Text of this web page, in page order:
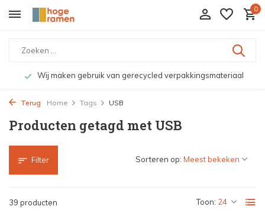
0
Wij maken gebruik van gerecycled verpakkingsmateriaal
Terug Home Tags USB
Producten getagd met USB
Filter
39 producten Toon:
Sorteren op: